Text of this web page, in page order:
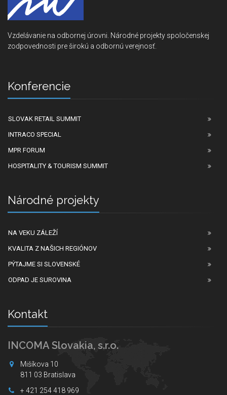
Vzdelávanie na odbornej úrovni. Národné projekty spoločenskej
zodpovednosti pre širokú a odbornú verejnosť.
Konferencie
SLOVAK RETAIL SUMMIT
INTRACO SPECIAL
MPR FORUM
HOSPITALITY & TOURISM SUMMIT
Národné projekty
NA VEKU ZÁLEŽÍ
KVALITA Z NAŠICH REGIÓNOV
PÝTAJME SI SLOVENSKÉ
ODPAD JE SUROVINA
Kontakt
INCOMA Slovakia, s.r.o.
Mišíkova 10
811 03 Bratislava
+ 421 254 418 969